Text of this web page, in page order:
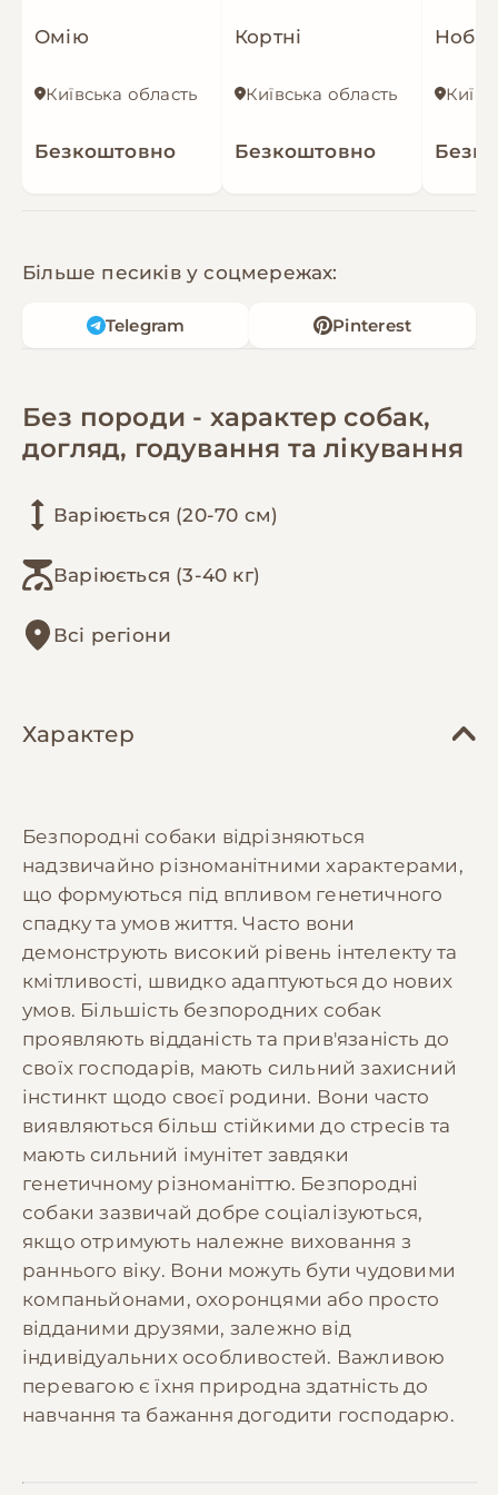
Омію
Київська область
Безкоштовно
Кортні
Київська область
Безкоштовно
Ноббі
Більше песиків у соцмережах:
Telegram Pinterest
Без породи - характер собак,
догляд, годування та лікування
Варіюється (20-70 см)
Варіюється (3-40 кг)
Всі регіони
Характер
Безпородні собаки відрізняються
надзвичайно різноманітними характерами,
що формуються під впливом генетичного
спадку та умов життя. Часто вони
демонструють високий рівень інтелекту та
кмітливості, швидко адаптуються до нових
умов. Більшість безпородних собак
проявляють відданість та прив'язаність до
своїх господарів, мають сильний захисний
інстинкт щодо своєї родини. Вони часто
виявляються більш стійкими до стресів та
мають сильний імунітет завдяки
генетичному різноманіттю. Безпородні
собаки зазвичай добре соціалізуються,
якщо отримують належне виховання з
раннього віку. Вони можуть бути чудовими
компаньйонами, охоронцями або просто
відданими друзями, залежно від
індивідуальних особливостей. Важливою
перевагою є їхня природна здатність до
навчання та бажання догодити господарю.